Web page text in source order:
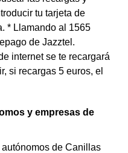
tu tarjeta de
* Llamando al 1565
de Jazztel.
internet se te recargará
si recargas 5 euros, el
y empresas de
de Canillas